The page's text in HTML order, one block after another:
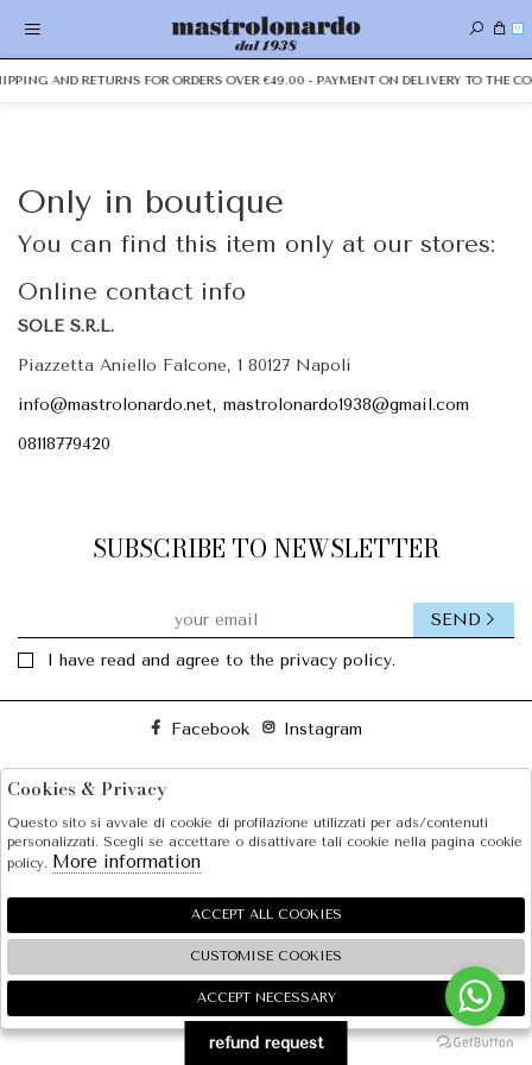
0
AND RETURNS FOR ORDERS OVER €49.00 - PAYMENT ON DELIVERY TO THE
Only in boutique
You can find this item only at our stores:
Online contact info
SOLE S.R.L.
Piazzetta Aniello Falcone, 1 80127 Napoli
info@mastrolonardo.net, mastrolonardo1938@gmail.com
08118779420
SUBSCRIBE TO NEWSLETTER
I have read and agree to the privacy policy.
SEND
Facebook Instagram
SHOPPING
EXTRA
gruppo Zucchetti
🍪
refund request
Cookies & Privacy
Questo sito si avvale di cookie di profilazione utilizzati per ads/contenuti
personalizzati. Scegli se accettare o disattivare tali cookie nella pagina cookie
policy. More information
ACCEPT ALL COOKIES
CUSTOMISE COOKIES
ACCEPT NECESSARY